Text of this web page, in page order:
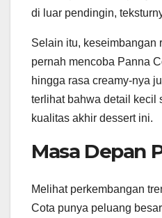
di luar pendingin,
Selain itu, keseimbangan
pernah mencoba Panna
hingga rasa creamy-nya
terlihat bahwa detail kecil
kualitas akhir dessert ini.
Masa Depan
Melihat perkembangan
Cota punya peluang